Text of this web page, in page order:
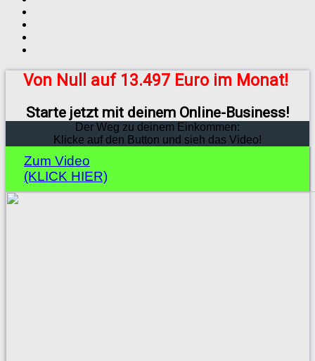
Von Null auf 13.497 Euro im Monat!
Starte jetzt mit deinem Online-Business!
Der Weg zu deinem Einkommen:
Klicke auf den Button und sieh das Video!
Zum Video
(KLICK HIER)